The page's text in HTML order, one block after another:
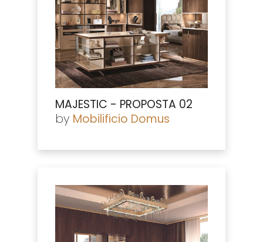
MAJESTIC - PROPOSTA 02
by Mobilificio Domus